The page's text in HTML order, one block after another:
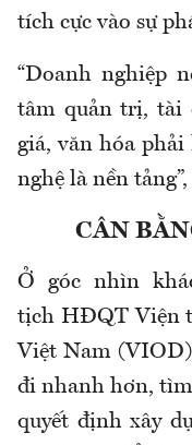
tích cực vào sự
“Doanh nghiệp
tâm quản trị, tài
giá, văn hóa
nghệ là nền
CÂN
Ở góc nhìn
tịch HĐQT Viện
Việt Nam
đi nhanh hơn,
quyết định xây